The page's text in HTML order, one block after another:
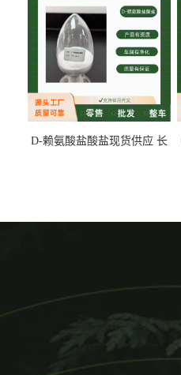
D-赖氨酸盐酸盐现货供应 长